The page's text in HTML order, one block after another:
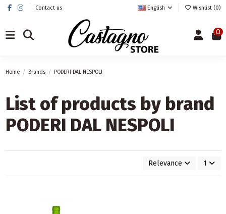
Contact us English Wishlist (0)
0
Home Brands PODERI DAL NESPOLI
List of products by brand
PODERI DAL NESPOLI
Relevance 1